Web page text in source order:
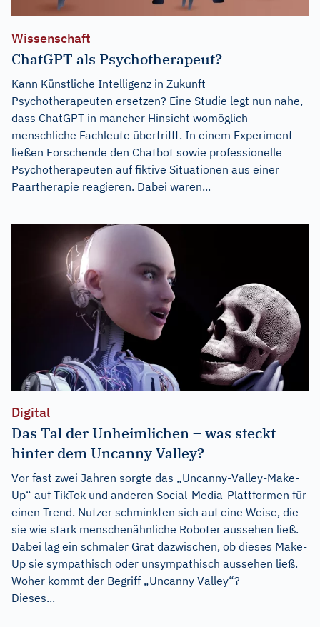
Wissenschaft
ChatGPT als Psychotherapeut?
Kann Künstliche Intelligenz in Zukunft
Psychotherapeuten ersetzen? Eine Studie legt nun nahe,
dass ChatGPT in mancher Hinsicht womöglich
menschliche Fachleute übertrifft. In einem Experiment
ließen Forschende den Chatbot sowie professionelle
Psychotherapeuten auf fiktive Situationen aus einer
Paartherapie reagieren. Dabei waren...
Digital
Das Tal der Unheimlichen – was steckt
hinter dem Uncanny Valley?
Vor fast zwei Jahren sorgte das „Uncanny-Valley-Make-
Up“ auf TikTok und anderen Social-Media-Plattformen für
einen Trend. Nutzer schminkten sich auf eine Weise, die
sie wie stark menschenähnliche Roboter aussehen ließ.
Dabei lag ein schmaler Grat dazwischen, ob dieses Make-
Up sie sympathisch oder unsympathisch aussehen ließ.
Woher kommt der Begriff „Uncanny Valley“?
Dieses...